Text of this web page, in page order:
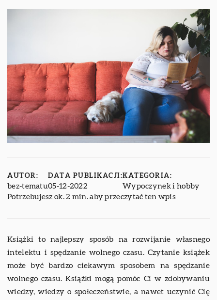
AUTOR:
bez-tematu
DATA PUBLIKACJI:
05-12-2022
KATEGORIA:
Wypoczynek i hobby
Potrzebujesz ok. 2 min. aby przeczytać ten wpis
Książki to najlepszy sposób na rozwijanie własnego
intelektu i spędzanie wolnego czasu. Czytanie książek
może być bardzo ciekawym sposobem na spędzanie
wolnego czasu. Książki mogą pomóc Ci w zdobywaniu
wiedzy, wiedzy o społeczeństwie, a nawet uczynić Cię